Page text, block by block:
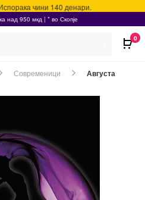
чини 140 денари.
над 950 мкд | * во Скопје
Современици Августа
0